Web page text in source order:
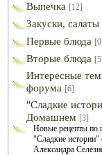
Выпечка [12]
Закуски, салаты
Первые блюда [0]
Вторые блюда [5]
Интересные
форума [6]
"Сладкие
Домашнем [3]
Новые рецепты по
"Сладкие истории"
Александра